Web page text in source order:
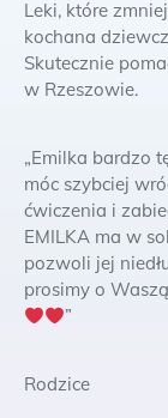
Leki, które
kochana
Skutecznie
w Rzeszowie.
„Emilka bardzo
móc szybciej
ćwiczenia i
EMILKA ma w
pozwoli jej
prosimy o
”
Rodzice